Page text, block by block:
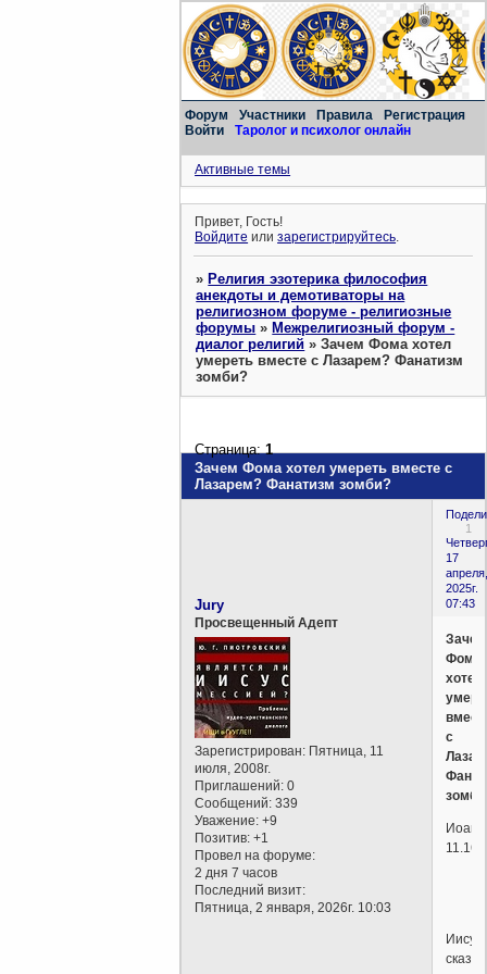
Форум Участники Правила
Регистрация
Войти
Таролог и психолог онлайн
Активные темы
Привет, Гость!
Войдите илизарегистрируйтесь.
»Религия эзотерика философия
анекдоты и демотиваторы на
религиозном форуме - религиозные
форумы »Межрелигиозный форум -
диалог религий »Зачем Фома хотел
умереть вместе с Лазарем? Фанатизм
зомби?
Зачем Фома хотел умереть вместе с
Лазарем? Фанатизм зомби?
Страница:1
1
17
апреля,
2025г.
07:43
Jury
Просвещенный Адепт
Зарегистрирован: Пятница, 11
июля, 2008г.
Приглашений: 0
Сообщений: 339
Уважение: +9
Позитив: +1
Провел на форуме:
2 дня 7 часов
Последний визит:
Пятница, 2 января, 2026г. 10:03
Зачем
Фома
хотел
с
11.16
Иисус
сказал